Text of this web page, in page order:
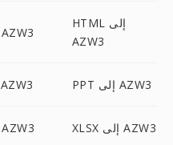
ODT إلى AZW3
HTML إلى
AZW3
PNG إلى AZW3 PPT إلى AZW3
JPEG إلى AZW3 XLSX إلى AZW3